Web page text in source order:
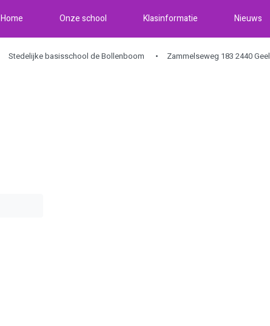
Home Onze school Klasinformatie Nieuws
Stedelijke basisschool de Bollenboom Zammelseweg 183 2440 Geel